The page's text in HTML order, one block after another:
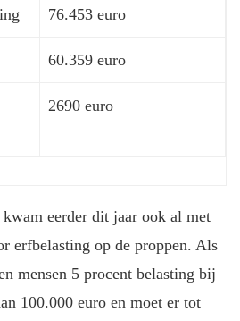
76.453 euro
60.359 euro
2690 euro
eerder dit jaar ook al met
erfbelasting op de proppen. Als
mensen 5 procent belasting bij
100.000 euro en moet er tot